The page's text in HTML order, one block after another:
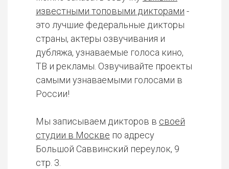
известными топовыми дикторами -
это лучшие федеральные дикторы
страны, актеры озвучивания и
дубляжа, узнаваемые голоса кино,
ТВ и рекламы. Озвучивайте проекты
самыми узнаваемыми голосами в
России!
Мы записываем дикторов в своей
студии в Москве по адресу
Большой Саввинский переулок, 9
стр. 3.